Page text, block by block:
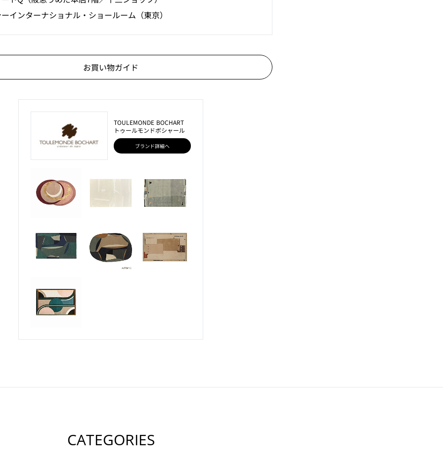
インターナショナル・ショールーム（東京）
お買い物ガイド
TOULEMONDE BOCHART
トゥールモンドボシャール
ブランド詳細へ
CATEGORIES